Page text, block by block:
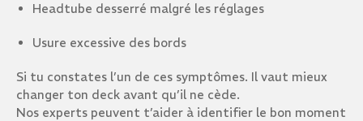
Headtube desserré malgré les réglages
Usure excessive des bords
Si tu constates l’un de ces symptômes. Il vaut mieux
changer ton deck avant qu’il ne cède.
Nos experts peuvent t’aider à identifier le bon moment